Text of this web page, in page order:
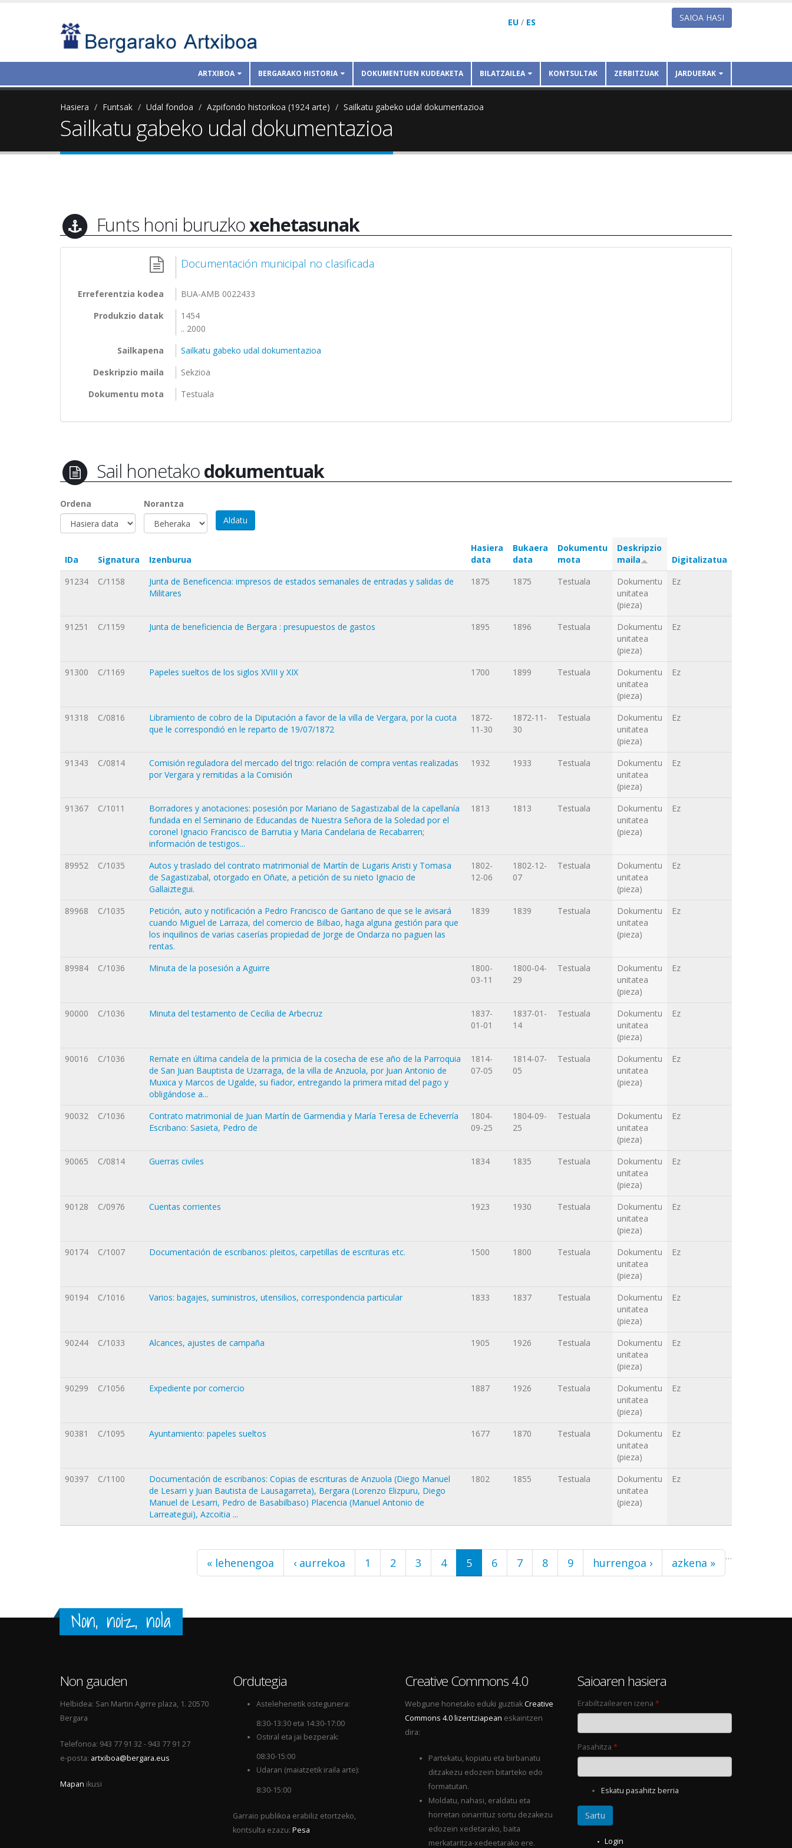
EU / ES SAIOA HASI
ARTXIBOA BERGARAKO HISTORIA DOKUMENTUEN KUDEAKETA BILATZAILEA KONTSULTAK ZERBITZUAK JARDUERAK
Hasiera Funtsak Udal fondoa Azpifondo historikoa (1924 arte) Sailkatu gabeko udal dokumentazioa
Sailkatu gabeko udal dokumentazioa
Funts honi buruzkoxehetasunak
Documentación municipal no clasificada
Erreferentzia kodea
BUA-AMB 0022433
Produkzio datak
1454
.. 2000
Sailkapena
Sailkatu gabeko udal dokumentazioa
Deskripzio maila
Sekzioa
Dokumentu mota
Testuala
Sail honetakodokumentuak
Ordena Norantza
IDa Signatura Izenburua
Hasiera
data
Bukaera
data
Dokumentu
mota
Deskripzio
maila
Digitalizatua
91234
C/1158
Junta de Beneficencia: impresos de estados semanales de entradas y salidas de
Militares
1875 1875 Testuala
Dokumentu
unitatea
(pieza)
Ez
91251 C/1159 Junta de beneficiencia de Bergara : presupuestos de gastos 1895 1896 Testuala
Dokumentu
unitatea
(pieza)
Ez
91300 C/1169 Papeles sueltos de los siglos XVIII y XIX 1700 1899 Testuala
Dokumentu
unitatea
(pieza)
Ez
91318 C/0816
Libramiento de cobro de la Diputación a favor de la villa de Vergara, por la cuota
que le correspondió en le reparto de 19/07/1872
1872-
11-30
1872-11-
30
Testuala
Dokumentu
unitatea
(pieza)
Ez
91343 C/0814
Comisión reguladora del mercado del trigo: relación de compra ventas realizadas
por Vergara y remitidas a la Comisión
1932 1933 Testuala
Dokumentu
unitatea
(pieza)
Ez
91367 C/1011
Borradores y anotaciones: posesión por Mariano de Sagastizabal de la capellanía
fundada en el Seminario de Educandas de Nuestra Señora de la Soledad por el
coronel Ignacio Francisco de Barrutia y Maria Candelaria de Recabarren;
información de testigos...
1813 1813 Testuala
Dokumentu
unitatea
(pieza)
Ez
89952 C/1035
Autos y traslado del contrato matrimonial de Martín de Lugaris Aristi y Tomasa
de Sagastizabal, otorgado en Oñate, a petición de su nieto Ignacio de
Gallaiztegui.
1802-
12-06
1802-12-
07
Testuala
Dokumentu
unitatea
(pieza)
Ez
89968 C/1035
Petición, auto y notificación a Pedro Francisco de Garitano de que se le avisará
cuando Miguel de Larraza, del comercio de Bilbao, haga alguna gestión para que
los inquilinos de varias caserías propiedad de Jorge de Ondarza no paguen las
rentas.
1839 1839 Testuala
Dokumentu
unitatea
(pieza)
Ez
89984 C/1036 Minuta de la posesión a Aguirre
1800-
03-11
1800-04-
29
Testuala
Dokumentu
unitatea
(pieza)
Ez
90000 C/1036 Minuta del testamento de Cecilia de Arbecruz
1837-
01-01
1837-01-
14
Testuala
Dokumentu
unitatea
(pieza)
Ez
90016 C/1036
Remate en última candela de la primicia de la cosecha de ese año de la Parroquia
de San Juan Bauptista de Uzarraga, de la villa de Anzuola, por Juan Antonio de
Muxica y Marcos de Ugalde, su fiador, entregando la primera mitad del pago y
obligándose a...
1814-
07-05
1814-07-
05
Testuala
Dokumentu
unitatea
(pieza)
Ez
90032 C/1036
Contrato matrimonial de Juan Martín de Garmendia y María Teresa de Echeverría
Escribano: Sasieta, Pedro de
1804-
09-25
1804-09-
25
Testuala
Dokumentu
unitatea
(pieza)
Ez
90065 C/0814 Guerras civiles 1834 1835 Testuala
Dokumentu
unitatea
(pieza)
Ez
90128 C/0976 Cuentas corrientes 1923 1930 Testuala
Dokumentu
unitatea
(pieza)
Ez
90174 C/1007 Documentación de escribanos: pleitos, carpetillas de escrituras etc. 1500 1800 Testuala
Dokumentu
unitatea
(pieza)
Ez
90194 C/1016 Varios: bagajes, suministros, utensilios, correspondencia particular 1833 1837 Testuala
Dokumentu
unitatea
(pieza)
Ez
90244 C/1033 Alcances, ajustes de campaña 1905 1926 Testuala
Dokumentu
unitatea
(pieza)
Ez
90299 C/1056 Expediente por comercio 1887 1926 Testuala
Dokumentu
unitatea
(pieza)
Ez
90381 C/1095 Ayuntamiento: papeles sueltos 1677 1870 Testuala
Dokumentu
unitatea
(pieza)
Ez
90397 C/1100
Documentación de escribanos: Copias de escrituras de Anzuola (Diego Manuel
de Lesarri y Juan Bautista de Lausagarreta), Bergara (Lorenzo Elizpuru, Diego
Manuel de Lesarri, Pedro de Basabilbaso) Placencia (Manuel Antonio de
Larreategui), Azcoitia ...
1802 1855 Testuala
Dokumentu
unitatea
(pieza)
Ez
« lehenengoa ‹ aurrekoa 1 2 3 4 5 6 7 8 9 …
hurrengoa › azkena »
Non, noiz, nola
Non gauden
Helbidea: San Martin Agirre plaza, 1. 20570
Bergara
Telefonoa: 943 77 91 32 - 943 77 91 27
e-posta: artxiboa@bergara.eus
Mapan ikusi
Ordutegia
Astelehenetik ostegunera:
8:30-13:30 eta 14:30-17:00
Ostiral eta jai bezperak:
08:30-15:00
Udaran (maiatzetik iraila arte):
8:30-15:00
Garraio publikoa erabiliz etortzeko,
kontsulta ezazu: Pesa
Creative Commons 4.0
Webgune honetako eduki guztiakCreative
Commons 4.0 lizentziapean eskaintzen
dira:
Partekatu, kopiatu eta birbanatu
ditzakezu edozein bitarteko edo
formatutan.
Moldatu, nahasi, eraldatu eta
horretan oinarrituz sortu dezakezu
edozein xedetarako, baita
merkataritza-xedeetarako ere.
Saioaren hasiera
Erabiltzailearen izena *
Pasahitza *
Eskatu pasahitz berria
Login